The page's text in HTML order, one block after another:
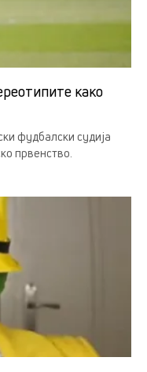
како
фудбалски судија
првенство.